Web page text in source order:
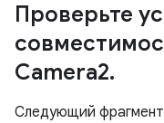
Проверьте
Camera2.
Следующий